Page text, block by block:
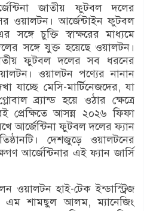
জাতীয় ফুটবল দলের
ওয়ালটন। আর্জেন্টাইন ফুটবল
চুক্তি স্বাক্ষরের মাধ্যমে
সঙ্গে যুক্ত হয়েছে ওয়ালটন।
ফুটবল দলের সব ধরনের
ওয়ালটন পণ্যের নানান
যাচ্ছে মেসি-মার্টিনেজদের, যা
ব্র্যান্ড হয়ে ওঠার ক্ষেত্রে
প্রেক্ষিতে আসন্ন ২০২৬ ফিফা
আর্জেন্টিনা ফুটবল দলের ফ্যান
দেশজুড়ে ওয়ালটনের
আর্জেন্টিনার এই ফ্যান জার্সি
ওয়ালটন হাই-টেক ইন্ডাস্ট্রিজ
এম শামছুল আলম, ম্যানেজিং